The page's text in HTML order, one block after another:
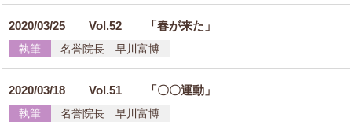
2020/03/25Vol.52 「春が来た」
執筆 名誉院長 早川富博
2020/03/18Vol.51 「〇〇運動」
執筆 名誉院長 早川富博